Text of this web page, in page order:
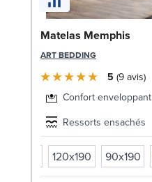
Matelas Memphis
ART BEDDING
5 9 avis
Confort enveloppant
Ressorts ensachés
120x190 90x190